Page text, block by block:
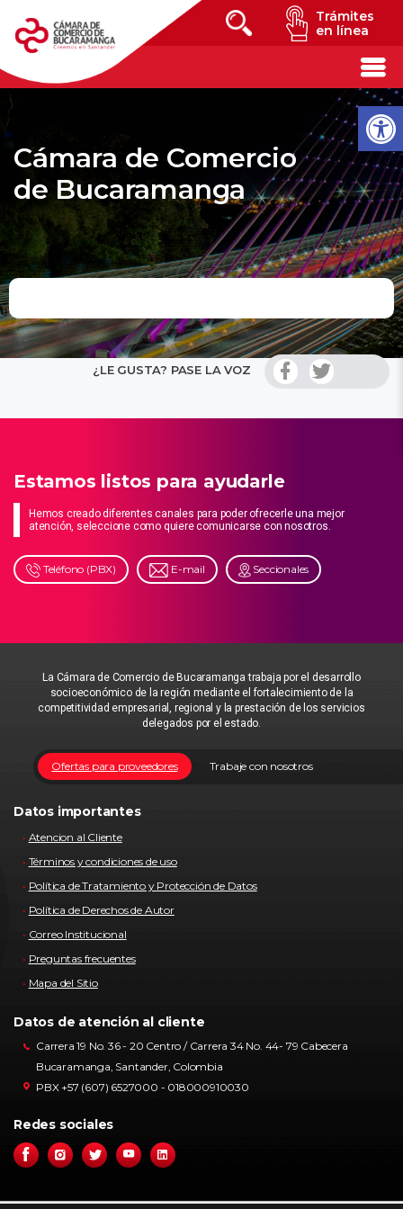
Trámites
en línea
Cámara de Comercio
de Bucaramanga
¿LE GUSTA? PASE LA VOZ
Estamos listos para ayudarle
Hemos creado diferentes canales para poder ofrecerle una mejor
atención, seleccione como quiere comunicarse con nosotros.
Teléfono (PBX) E-mail Seccionales
La Cámara de Comercio de Bucaramanga trabaja por el desarrollo
socioeconómico de la región mediante el fortalecimiento de la
competitividad empresarial, regional y la prestación de los servicios
delegados por el estado.
Trabaje con nosotros
Ofertas para proveedores
Datos importantes
Atencion al Cliente
Términos y condiciones de uso
Política de Tratamiento y Protección de Datos
Política de Derechos de Autor
Correo Institucional
Preguntas frecuentes
Mapa del Sitio
Datos de atención al cliente
Carrera 19 No. 36 - 20 Centro / Carrera 34 No. 44- 79 Cabecera
Bucaramanga, Santander, Colombia
PBX +57 (607) 6527000 - 018000910030
Redes sociales